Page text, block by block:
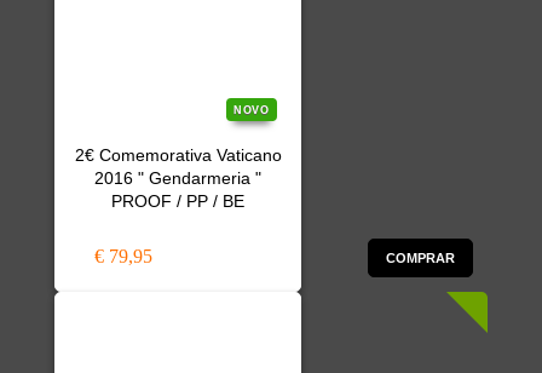
NOVO
2€ Comemorativa Vaticano
2016 " Gendarmeria "
PROOF / PP / BE
€ 79,95 COMPRAR